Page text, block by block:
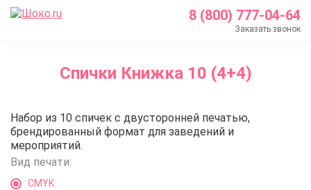
8 (800) 777-04-64
Заказать звонок
Каталог
Спички Книжка 10 (4+4)
Спички Книжка 10 (4+4)
Спички Книжка 10 (4+4)
Набор из 10 спичек с двусторонней печатью,
брендированный формат для заведений и
мероприятий.
Вид печати:
CMYK